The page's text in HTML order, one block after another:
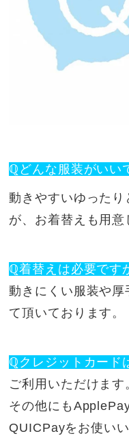
ℚどんな服装がいい
動きやすいゆった
が、お着替えも用意
ℚ着替えは必要です
動きにくい服装や厚
て頂いております。
ℚクレジットカード
ご利用いただけます
その他にも
QUICPayをお使いい